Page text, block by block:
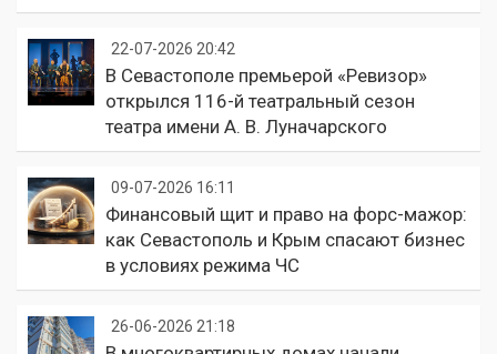
22-07-2026 20:42
В Севастополе премьерой «Ревизор»
открылся 116-й театральный сезон
театра имени А. В. Луначарского
09-07-2026 16:11
Финансовый щит и право на форс-мажор:
как Севастополь и Крым спасают бизнес
в условиях режима ЧС
26-06-2026 21:18